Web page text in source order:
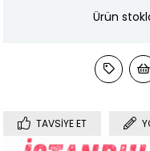
Ürün
TAVSIYE ET